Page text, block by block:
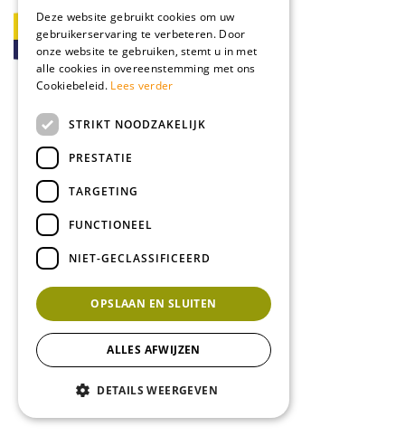
Deze website gebruikt cookies om uw
gebruikerservaring te verbeteren. Door
onze website te gebruiken, stemt u in met
alle cookies in overeenstemming met ons
Cookiebeleid. Lees verder
STRIKT NOODZAKELIJK
PRESTATIE
TARGETING
FUNCTIONEEL
NIET-GECLASSIFICEERD
OPSLAAN EN SLUITEN
ALLES AFWIJZEN
DETAILS WEERGEVEN